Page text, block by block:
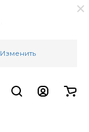
Изменить